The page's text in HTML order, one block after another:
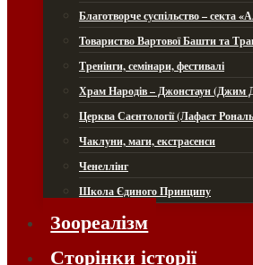
Благотворче суспільство – секта
Товариство Вартової Башти та
Тренінги, семінари, фестивалі
Храм Народів – Джонстаун (Джим
Церква Саєнтології (Лафаєт
Чаклуни, маги, екстрасенси
Ченеллінг
Школа Єдиного Принципу
Зоореалізм
Сторінки історії